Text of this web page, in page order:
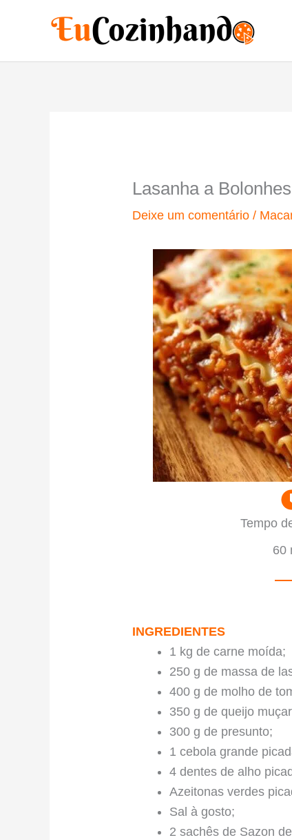
Lasanha a
Deixe um comentário /
Tempo
60
INGREDIENTES
1 kg de carne moída;
250 g de massa de
400 g de molho de
350 g de queijo
300 g de presunto;
1 cebola grande
4 dentes de alho
Azeitonas verdes
Sal à gosto;
2 sachês de Sazon